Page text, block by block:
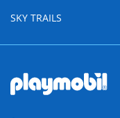
SKY TRAILS